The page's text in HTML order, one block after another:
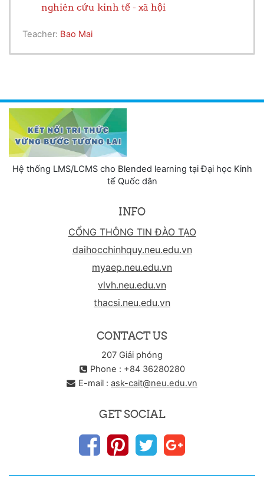
nghiên cứu kinh tế - xã hội
Teacher: Bao Mai
Hệ thống LMS/LCMS cho Blended learning tại Đại học Kinh
tế Quốc dân
INFO
CỔNG THÔNG TIN ĐÀO TẠO
daihocchinhquy.neu.edu.vn
myaep.neu.edu.vn
vlvh.neu.edu.vn
thacsi.neu.edu.vn
CONTACT US
207 Giải phóng
Phone : +84 36280280
E-mail : ask-cait@neu.edu.vn
GET SOCIAL